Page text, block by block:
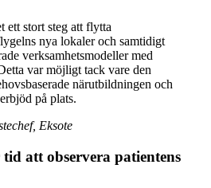
ett stort steg att flytta
nya lokaler och samtidigt
verksamhetsmodeller med
var möjligt tack vare den
närutbildningen och
på plats.
Eksote
att observera patientens